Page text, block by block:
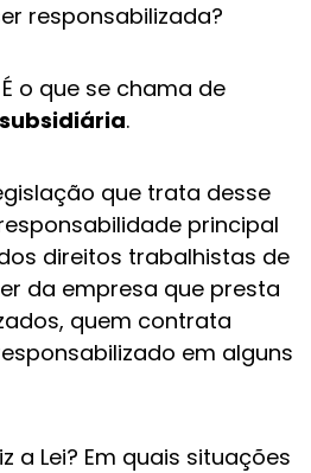
responsabilizada?
o que se chama de
.
que trata desse
principal
direitos trabalhistas de
da empresa que presta
quem contrata
em alguns
a Lei? Em quais situações